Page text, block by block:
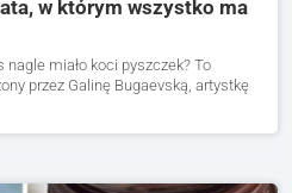
w którym wszystko ma
nagle miało koci pyszczek? To
przez Galinę Bugaevską, artystkę